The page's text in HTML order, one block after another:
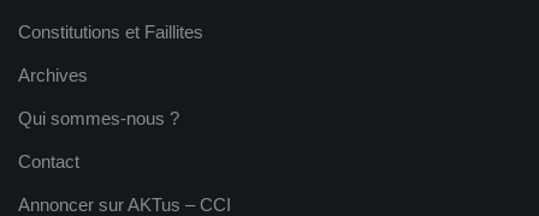
Constitutions et Faillites
Archives
Qui sommes-nous ?
Contact
Annoncer sur AKTus – CCI